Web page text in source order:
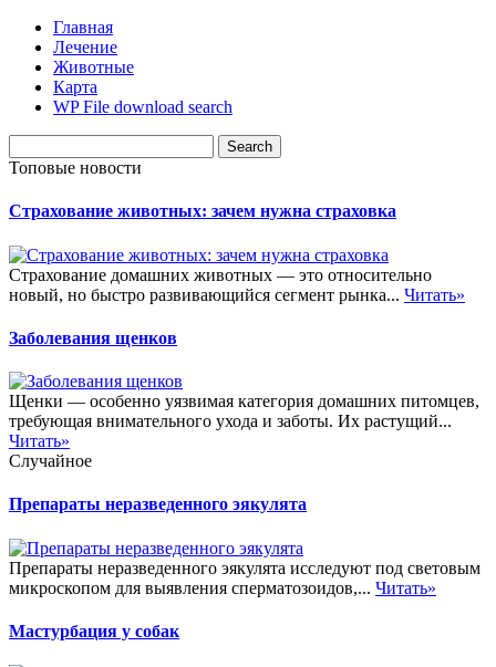
Главная
Лечение
Животные
Карта
WP File download search
Топовые новости
Страхование животных: зачем нужна страховка
Страхование домашних животных — это относительно
новый, но быстро развивающийся сегмент рынка... Читать»
Заболевания щенков
Щенки — особенно уязвимая категория домашних питомцев,
требующая внимательного ухода и заботы. Их растущий...
Читать»
Случайное
Препараты неразведенного эякулята
Препараты неразведенного эякулята исследуют под световым
микроскопом для выявления сперматозоидов,... Читать»
Мастурбация у собак